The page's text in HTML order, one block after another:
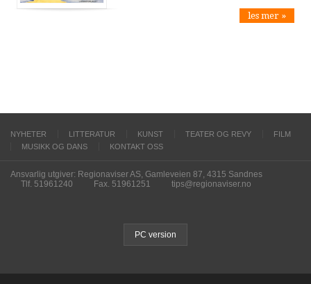
les mer »
NYHETER LITTERATUR KUNST TEATER OG REVY
FILM
MUSIKK OG DANS
KONTAKT OSS
Ansvarlig utgiver: Regionaviser AS, Gamleveien 87, 4315 Sandnes
Tlf. 51961240
Fax. 51961251 tips@regionaviser.no
PC version